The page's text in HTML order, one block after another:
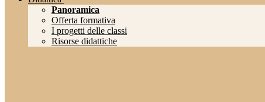
Panoramica
Offerta formativa
I progetti delle classi
Risorse didattiche